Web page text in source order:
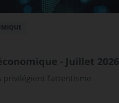
- Juillet 2026
privilégient l’attentisme